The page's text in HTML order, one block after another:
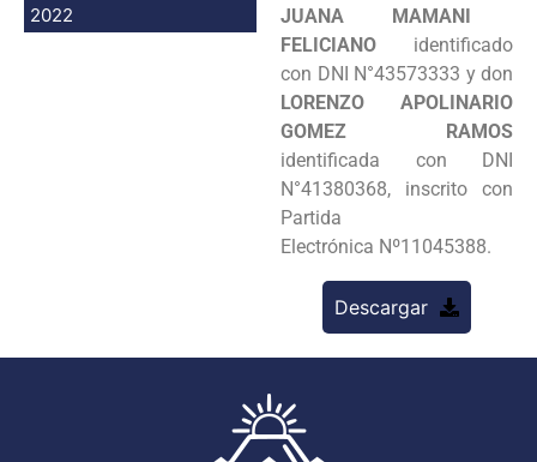
2022
JUANA MAMANI
FELICIANO identificado
con DNI N°43573333 y don
LORENZO APOLINARIO
GOMEZ RAMOS
identificada con DNI
N°41380368, inscrito con
Partida
Electrónica Nº11045388.
Descargar